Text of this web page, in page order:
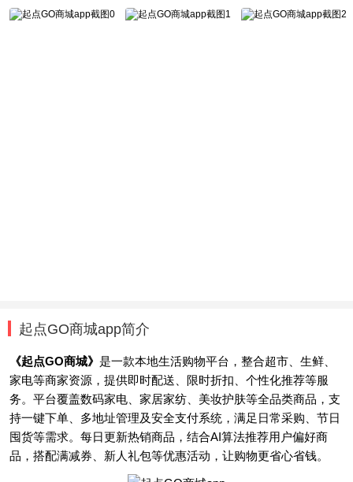
起点GO商城app简介
《起点GO商城》 是一款本地生活购物平台，整合超市、生鲜、
家电等商家资源，提供即时配送、限时折扣、个性化推荐等服
务。平台覆盖数码家电、家居家纺、美妆护肤等全品类商品，支
持一键下单、多地址管理及安全支付系统，满足日常采购、节日
囤货等需求。每日更新热销商品，结合AI算法推荐用户偏好商
品，搭配满减券、新人礼包等优惠活动，让购物更省心省钱。